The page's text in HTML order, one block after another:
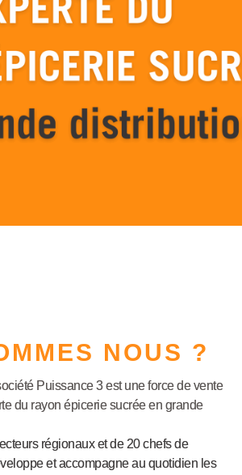
NOUS ?
Puissance 3 est une force de vente
du rayon épicerie sucrée en grande
régionaux et de 20 chefs de
et accompagne au quotidien les